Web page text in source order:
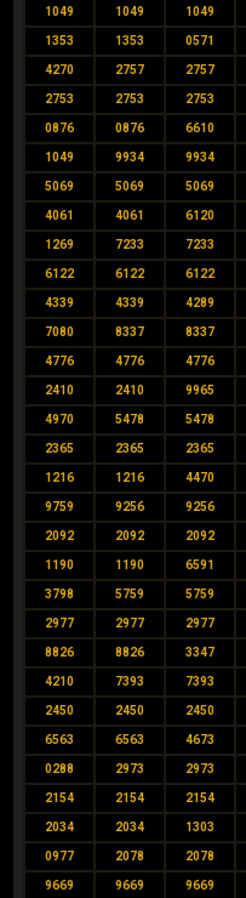
1049 1049 1049
1353 1353 0571
4270 2757 2757
2753 2753 2753
0876 0876 6610
1049 9934 9934
5069 5069 5069
4061 4061 6120
1269 7233 7233
6122 6122 6122
4339 4339 4289
7080 8337 8337
4776 4776 4776
2410 2410 9965
4970 5478 5478
2365 2365 2365
1216 1216 4470
9759 9256 9256
2092 2092 2092
1190 1190 6591
3798 5759 5759
2977 2977 2977
8826 8826 3347
4210 7393 7393
2450 2450 2450
6563 6563 4673
0288 2973 2973
2154 2154 2154
2034 2034 1303
0977 2078 2078
9669 9669 9669